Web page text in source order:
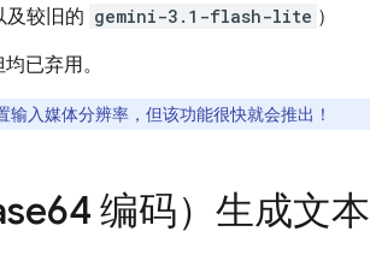
及较旧的 gemini-3.1-flash-lite ）
已弃用。
输入媒体分辨率，但该功能很快就会推出！
编码）生成文本